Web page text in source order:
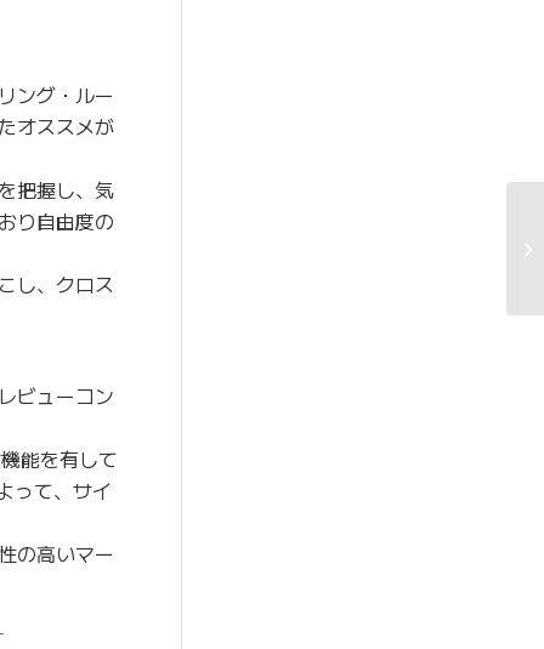
ング・ルー
オススメが
把握し、気
り自由度の
し、クロス
ビューコン
能を有して
って、サイ
の高いマー